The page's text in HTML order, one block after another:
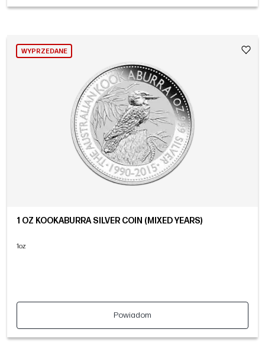
WYPRZEDANE
1 OZ KOOKABURRA SILVER COIN (MIXED YEARS)
1oz
Powiadom